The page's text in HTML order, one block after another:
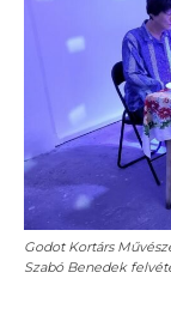
Godot Kortárs
Szabó Benedek